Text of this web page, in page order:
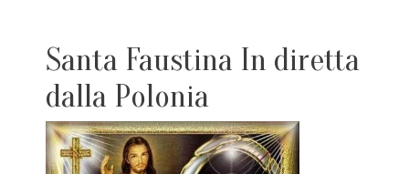
Santa Faustina In diretta
dalla Polonia